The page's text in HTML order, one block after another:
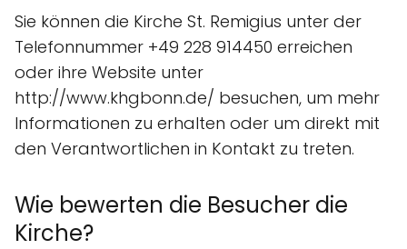
Sie können die Kirche St. Remigius unter der
Telefonnummer +49 228 914450 erreichen
oder ihre Website unter
http://www.khgbonn.de/ besuchen, um mehr
Informationen zu erhalten oder um direkt mit
den Verantwortlichen in Kontakt zu treten.
Wie bewerten die Besucher die
Kirche?